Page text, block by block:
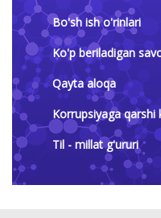
Bo'sh ish o'rinlari
Ko'p beriladigan
Qayta aloqa
Korrupsiyaga qarshi
Til - millat g'ururi